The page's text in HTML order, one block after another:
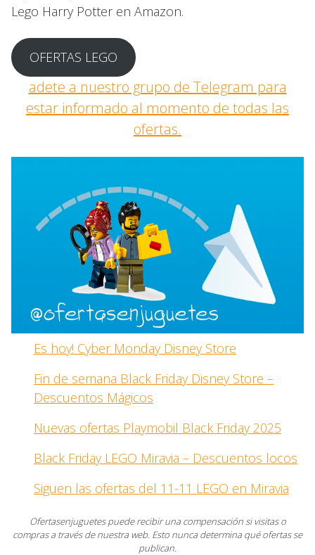
Lego Harry Potter en Amazon.
OFERTAS LEGO
adete a nuestro grupo de Telegram para
estar informado al momento de todas las
ofertas.
Es hoy! Cyber Monday Disney Store
Fin de semana Black Friday Disney Store –
Descuentos Mágicos
Nuevas ofertas Playmobil Black Friday 2025
Black Friday LEGO Miravia – Descuentos locos
Siguen las ofertas del 11-11 LEGO en Miravia
Ofertasenjuguetes puede recibir una compensación si visitas o
compras a través de nuestra web. Esto nunca determina qué ofertas se
publican.